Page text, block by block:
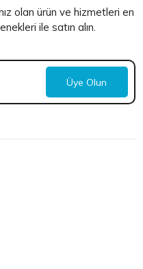
olan ürün ve hizmetleri en
ile satın alın.
Üye Olun